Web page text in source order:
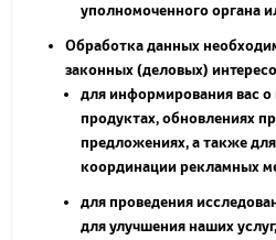
уполномоченного органа
Обработка данных
законных (деловых)
для информирования вас
продуктах, обновлениях
предложениях, а также
координации рекламных
для проведения
для улучшения наших